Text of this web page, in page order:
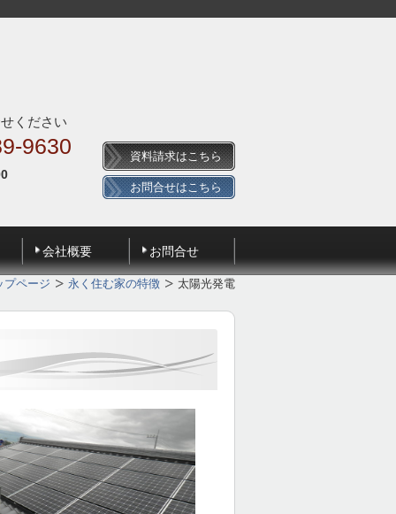
ください
9630 資料請求はこちら
お問合せはこちら
会社概要 お問合せ
プページ 永く住む家の特徴 太陽光発電